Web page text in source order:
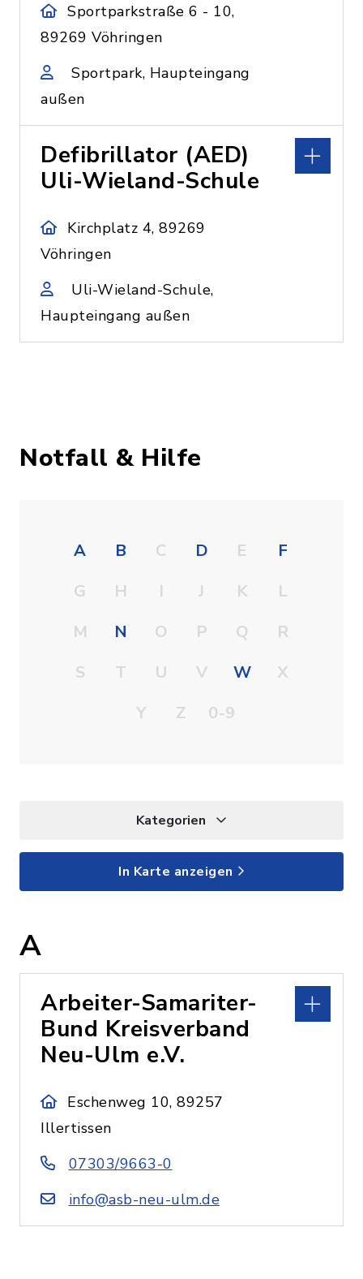
Sportparkstraße 6 - 10,
89269 Vöhringen
Sportpark, Haupteingang
außen
Defibrillator (AED)
Uli-Wieland-Schule
Kirchplatz 4, 89269
Vöhringen
Uli-Wieland-Schule,
Haupteingang außen
Notfall & Hilfe
A B C D E
F
G
H I J K
L
M
N O P Q
R
S
T U V W
X
Y
Z 0-9
Kategorien
In Karte anzeigen
A
Arbeiter-Samariter-
Bund Kreisverband
Neu-Ulm e.V.
Eschenweg 10, 89257
Illertissen
07303/9663-0
info@asb-neu-ulm.de